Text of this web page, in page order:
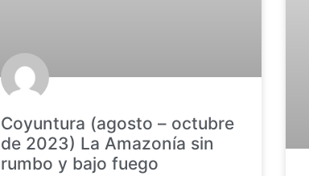
Coyuntura (agosto – octubre
de 2023) La Amazonía sin
rumbo y bajo fuego